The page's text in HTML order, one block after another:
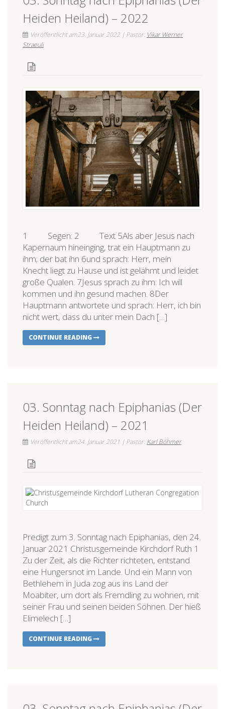
Heiden Heiland) – 2022
Veröffentlicht am23. Januar 2022 | Pastor: Vikar Werner
Straeuli
1 Segen: 2 Text 5Als aber Jesus nach
Kapernaum hineinging, trat ein Hauptmann zu
ihm; der bat ihn 6und sprach: Herr, mein
Knecht liegt zu Hause und ist gelähmt und leidet
große Qualen. 7Jesus sprach zu ihm: Ich will
kommen und ihn gesund machen. 8Der
Hauptmann antwortete und sprach: Herr, ich bin
nicht wert, dass du unter mein Dach […]
CONTINUE READING
03. Sonntag nach Epiphanias (Der
Heiden Heiland) – 2021
Veröffentlicht am24. Januar 2021 | Pastor: Karl Böhmer
Predigt zum 3. Sonntag nach Epiphanias, den 24.
Januar 2021 Christusgemeinde Kirchdorf Ruth 1
Zu der Zeit, als die Richter richteten, entstand
eine Hungersnot im Lande. Und ein Mann von
Bethlehem in Juda zog aus ins Land der
Moabiter, um dort als Fremdling zu wohnen, mit
seiner Frau und seinen beiden Söhnen. Der hieß
Elimelech […]
CONTINUE READING